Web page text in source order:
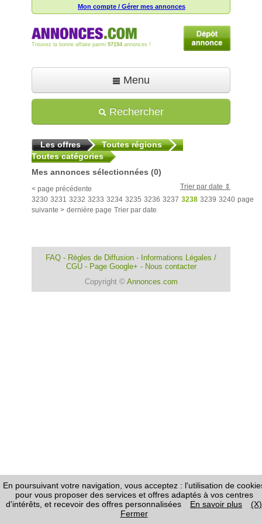
Mon compte / Gérer mes annonces
Trouvez la bonne affaire parmi 97194 annonces !
Menu
Déposer une annonce
Toutes les annonces
Mon compte
Rechercher
Les offres
Toutes régions
Toutes catégories
Mes annonces sélectionnées (0)
Trier par date
< page précédente
3230 3231 3232 3233 3234 3235 3236 3237 3238 3239 3240 page
suivante > dernière page Trier par date
FAQ - Règles de Diffusion - Informations Légales /
CGU- Page Google+ - Nous contacter
Copyright © Annonces.com
En poursuivant votre navigation, vous acceptez : l'utilisation de
pour vous proposer des services et offres adaptés à vos centres
d'intérêts, et recevoir des offres personnalisées
En savoir plus
(X)
Fermer